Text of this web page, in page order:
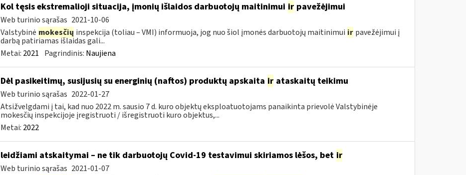
Kol tęsis ekstremalioji situacija, įmonių išlaidos darbuotojų maitinimui irpavežėjimui
Web turinio sąrašas 2021-10-06
Valstybinė mokesčių inspekcija (toliau – VMI) informuoja, jog nuo šiol įmonės darbuotojų maitinimui ir pavežėjimui į
darbą patiriamas išlaidas gali...
Metai: 2021 Pagrindinis: Naujiena
Dėl pasikeitimų, susijusių su energinių (naftos) produktų apskaita irataskaitų teikimu
Web turinio sąrašas 2022-01-27
Atsižvelgdami į tai, kad nuo 2022 m. sausio 7 d. kuro objektų eksploatuotojams panaikinta prievolė Valstybinėje
mokesčių inspekcijoje įregistruoti / išregistruoti kuro objektus,...
Metai: 2022
leidžiami atskaitymai – ne tik darbuotojų Covid-19 testavimui skiriamos lėšos, bet ir
Web turinio sąrašas 2021-01-07